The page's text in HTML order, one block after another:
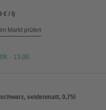
€ / l)
Markt prüfen
- 13.08.
seidenmatt, 0,75l